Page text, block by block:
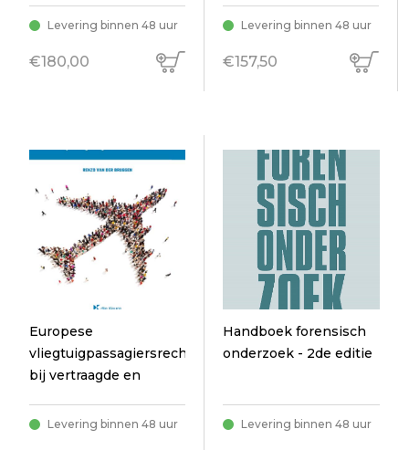
Levering binnen 48 uur
€180,00
Levering binnen 48 uur
€157,50
Europese
vliegtuigpassagiersrechten
bij vertraagde en
Levering binnen 48 uur
Handboek forensisch
onderzoek - 2de editie
Levering binnen 48 uur